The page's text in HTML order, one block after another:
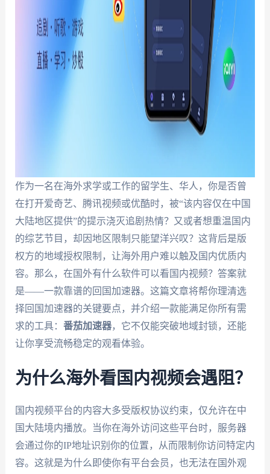
作为一名在海外求学或工作的留学生、华人，你是否曾
在打开爱奇艺、腾讯视频或优酷时，被“该内容仅在中国
大陆地区提供”的提示浇灭追剧热情？又或者想重温国内
的综艺节目，却因地区限制只能望洋兴叹？这背后是版
权方的地域授权限制，让海外用户难以触及国内优质内
容。那么，在国外有什么软件可以看国内视频？答案就
是——一款靠谱的回国加速器。这篇文章将帮你理清选
择回国加速器的关键要点，并介绍一款能满足你所有需
求的工具： 番茄加速器，它不仅能突破地域封锁，还能
让你享受流畅稳定的观看体验。
为什么海外看国内视频会遇阻？
国内视频平台的内容大多受版权协议约束，仅允许在中
国大陆境内播放。当你在海外访问这些平台时，服务器
会通过你的IP地址识别你的位置，从而限制你访问特定内
容。这就是为什么即使你有平台会员，也无法在国外观